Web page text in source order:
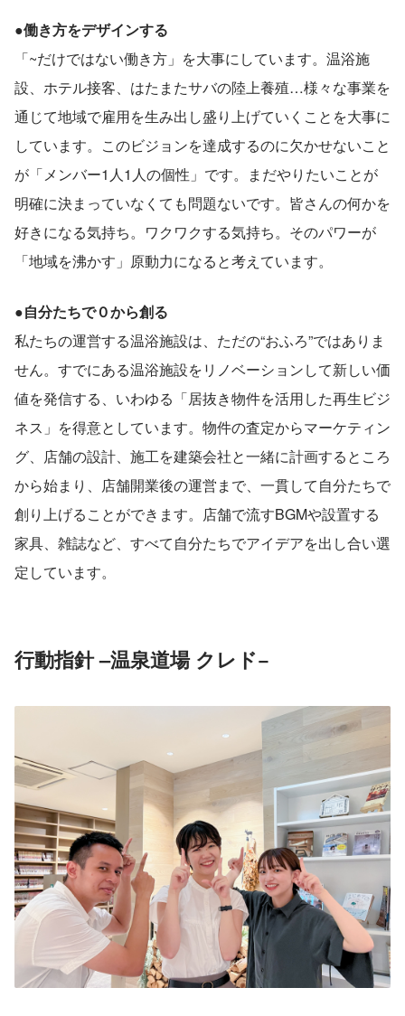
●働き方をデザインする
「~だけではない働き方」を大事にしています。温浴施
設、ホテル接客、はたまたサバの陸上養殖…様々な事業を
通じて地域で雇用を生み出し盛り上げていくことを大事に
しています。このビジョンを達成するのに欠かせないこと
が「メンバー1人1人の個性」です。まだやりたいことが
明確に決まっていなくても問題ないです。皆さんの何かを
好きになる気持ち。ワクワクする気持ち。そのパワーが
「地域を沸かす」原動力になると考えています。
●自分たちで０から創る
私たちの運営する温浴施設は、ただの“おふろ”ではありま
せん。すでにある温浴施設をリノベーションして新しい価
値を発信する、いわゆる「居抜き物件を活用した再生ビジ
ネス」を得意としています。物件の査定からマーケティン
グ、店舗の設計、施工を建築会社と一緒に計画するところ
から始まり、店舗開業後の運営まで、一貫して自分たちで
創り上げることができます。店舗で流すBGMや設置する
家具、雑誌など、すべて自分たちでアイデアを出し合い選
定しています。
行動指針 –温泉道場 クレド−